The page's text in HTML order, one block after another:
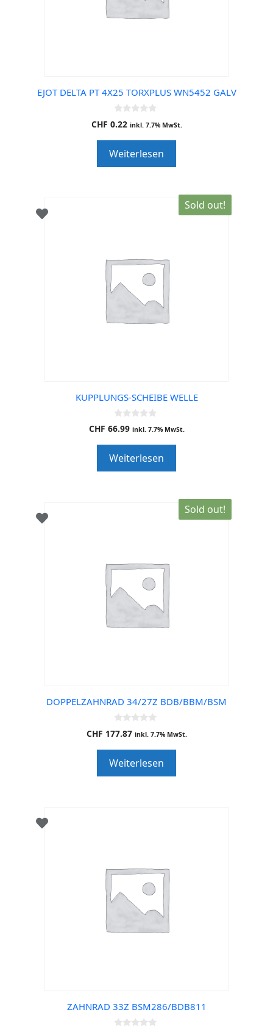
EJOT DELTA PT 4X25 TORXPLUS WN5452 GALV
0
o
o
f
5
CHF 0.22 inkl. 7.7% MwSt.
Weiterlesen
Sold out!
KUPPLUNGS-SCHEIBE WELLE
0
o
o
f
5
CHF 66.99 inkl. 7.7% MwSt.
Weiterlesen
Sold out!
DOPPELZAHNRAD 34/27Z BDB/BBM/BSM
0
o
o
f
5
CHF 177.87 inkl. 7.7% MwSt.
Weiterlesen
ZAHNRAD 33Z BSM286/BDB811